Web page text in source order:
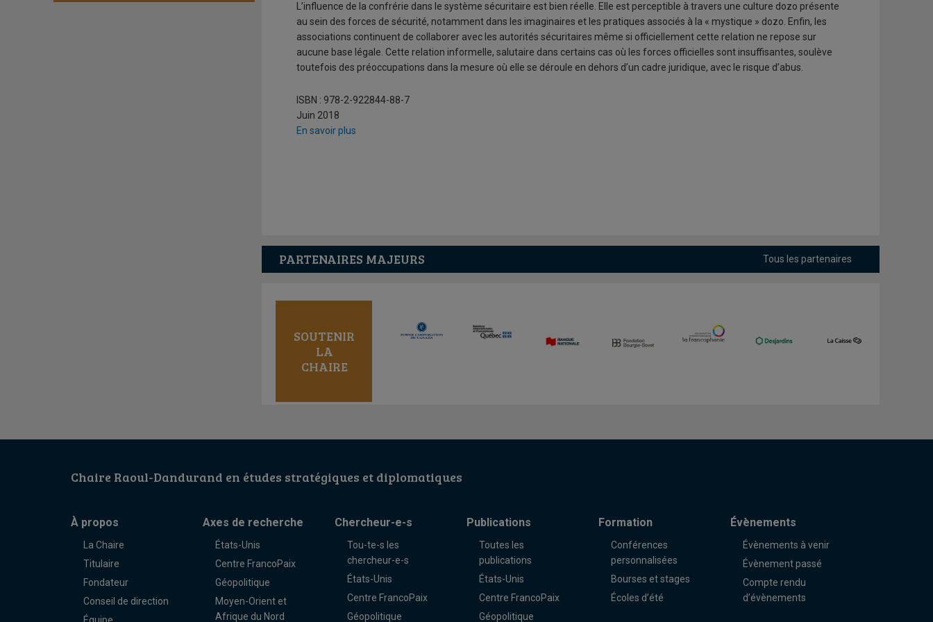
L’influence de la confrérie dans le système sécuritaire est bien réelle. Elle est perceptible à travers une culture dozo présente
au sein des forces de sécurité, notamment dans les imaginaires et les pratiques associés à la « mystique » dozo. Enfin, les
associations continuent de collaborer avec les autorités sécuritaires même si officiellement cette relation ne repose sur
aucune base légale. Cette relation informelle, salutaire dans certains cas où les forces officielles sont insuffisantes, soulève
toutefois des préoccupations dans la mesure où elle se déroule en dehors d’un cadre juridique, avec le risque d’abus.
ISBN : 978-2-922844-88-7
Juin 2018
En savoir plus
PARTENAIRES MAJEURS Tous les partenaires
SOUTENIR
LA
CHAIRE
Chaire Raoul-Dandurand en études stratégiques et diplomatiques
À propos
La Chaire
Titulaire
Fondateur
Conseil de direction
Axes de recherche
États-Unis
Centre FrancoPaix
Géopolitique
Moyen-Orient et
Afrique du Nord
Chercheur-e-s
Tou-te-s les
chercheur-e-s
États-Unis
Centre FrancoPaix
Géopolitique
Publications
Toutes les
publications
États-Unis
Centre FrancoPaix
Géopolitique
Formation
Conférences
personnalisées
Bourses et stages
Écoles d’été
Évènements
Évènements à venir
Évènement passé
Compte rendu
d’évènements